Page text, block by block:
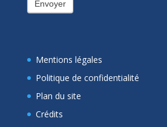
Envoyer
Mentions légales
Politique de confidentialité
Plan du site
Crédits